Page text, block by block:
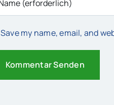
Save my name, email, and